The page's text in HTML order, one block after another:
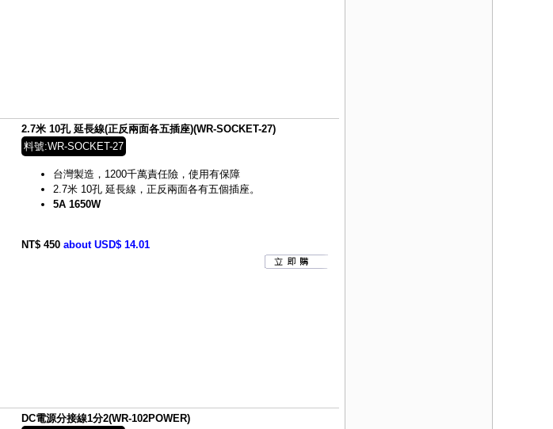
2.7米 10孔 延長線(正反兩面各五插座)(WR-SOCKET-27)
料號:WR-SOCKET-27
台灣製造，1200千萬責任險，使用有保障
2.7米 10孔 延長線，正反兩面各有五個插座。
5A 1650W
NT$ 450 about USD$ 14.01
DC電源分接線1分2(WR-102POWER)